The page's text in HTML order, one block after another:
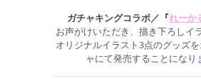
ガチャキングコラボ／『れーか
お声がけいただき、描き下ろしイ
オリジナルイラスト3点のグッズ
ャにて発売することになり